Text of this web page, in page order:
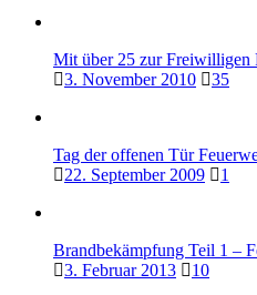
Mit über 25 zur Freiwilligen
3. November 2010
35
Tag der offenen Tür
22. September 2009
1
Brandbekämpfung Teil 1 –
3. Februar 2013
10